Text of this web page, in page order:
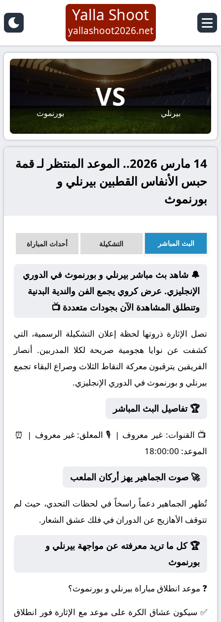
Yalla Shoot
yallashoot2026.net
بيرنلي
VS
بورنموث
14 مارس 2026.. الموعد المنتظر لـ قمة
حبس الأنفاس القطبين بيرنلي و
بورنموث
البث المباشر التشكيلة أحداث المباراة
🔔 شاهد بث مباشر بيرنلي و بورنموث في الدوري
الإنجليزي. عرض كروي يجمع الفن والندية البدنية
وتنطلق المشاهدة الآن بجودات متعددة 📺
تصل الإثارة ذروتها لحظة إعلان التشكيلة الرسمية، التي
كشفت عن نوايا هجومية صريحة لكلا المدربين. أنصار
الفريقين يترقبون معركة النقاط الثلاث وصراع البقاء تجمع
بيرنلي و بورنموث في الدوري الإنجليزي.
🏆 تفاصيل البث المباشر
📺 القنوات: غير معروف | 🎙️ المعلق: غير معروف | ⏰
الموعد:
🚀 صوت الجماهير يهز أركان الملعب
تُظهر الجماهير دعماً راسخاً في لحظات التحدي، حيث لم
تتوقف الأهازيج عن الدوران في فلك عشق الشعار.
🏆 كل ما تريد معرفته عن مواجهة بيرنلي و
بورنموث
❓ موعد انطلاق مباراة بيرنلي و بورنموث؟
✅ سيكون عشاق الكرة على موعد مع الإثارة فور انطلاق